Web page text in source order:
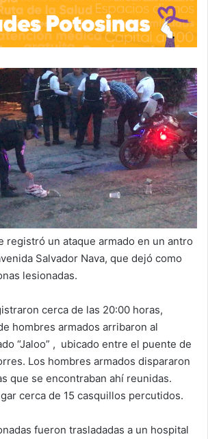
registró un ataque armado en un antro
Salvador Nava, que dejó como
lesionadas.
cerca de las 20:00 horas,
hombres armados arribaron al
“Jaloo” , ubicado entre el puente de
Los hombres armados dispararon
que se encontraban ahí reunidas.
cerca de 15 casquillos percutidos.
fueron trasladadas a un hospital